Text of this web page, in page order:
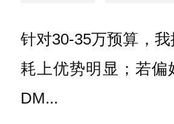
针对30-35万预算，
耗上优势明显；若偏
DM...